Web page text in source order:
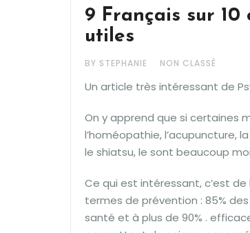
9 Français sur 10
utiles
BY STEPHANIE NON CLASSÉ
Un article très intéressant de
On y apprend que si certaines
l’homéopathie, l’acupuncture,
le shiatsu, le sont beaucoup
Ce qui est intéressant, c’est
termes de prévention : 85%
santé et à plus de 90% .